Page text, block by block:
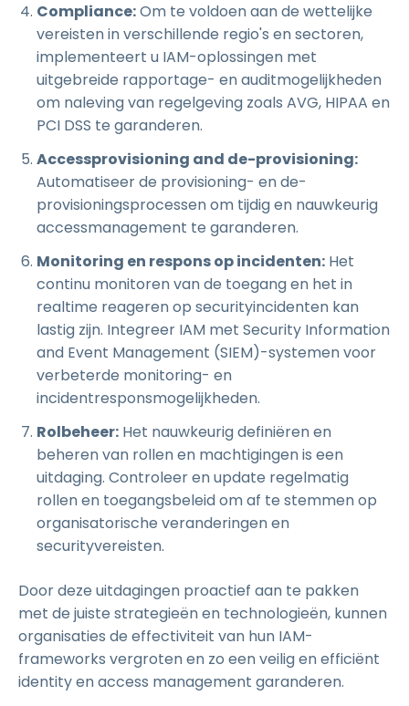
Compliance:Om te voldoen aan de wettelijke
vereisten in verschillende regio's en sectoren,
implementeert u IAM-oplossingen met
uitgebreide rapportage- en auditmogelijkheden
om naleving van regelgeving zoals AVG, HIPAA en
PCI DSS te garanderen.
Accessprovisioning and de-provisioning:
Automatiseer de provisioning- en de-
provisioningsprocessen om tijdig en nauwkeurig
accessmanagement te garanderen.
Monitoring en respons op incidenten: Het
continu monitoren van de toegang en het in
realtime reageren op securityincidenten kan
lastig zijn. Integreer IAM met Security Information
and Event Management (SIEM)-systemen voor
verbeterde monitoring- en
incidentresponsmogelijkheden.
Rolbeheer: Het nauwkeurig definiëren en
beheren van rollen en machtigingen is een
uitdaging. Controleer en update regelmatig
rollen en toegangsbeleid om af te stemmen op
organisatorische veranderingen en
securityvereisten.
Door deze uitdagingen proactief aan te pakken
met de juiste strategieën en technologieën, kunnen
organisaties de effectiviteit van hun IAM-
frameworks vergroten en zo een veilig en efficiënt
identity en access management garanderen.